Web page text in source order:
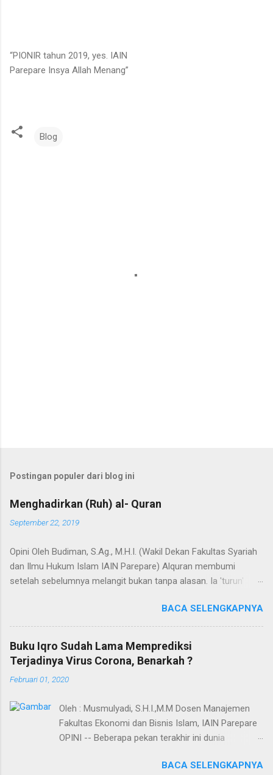
“PIONIR tahun 2019, yes. IAIN
Parepare Insya Allah Menang”
Blog
Postingan populer dari blog ini
Menghadirkan (Ruh) al- Quran
September 22, 2019
Opini Oleh Budiman, S.Ag., M.H.I. (Wakil Dekan Fakultas Syariah
dan Ilmu Hukum Islam IAIN Parepare) Alquran membumi
setelah sebelumnya melangit bukan tanpa alasan. Ia 'turun'
hudan (panduan) bagi segenap manusia dalam hidup dan
kehidupannya. Selain itu, Alquran adalah Annur dan Nur
(cahaya). Kedua terma ini menunjuk pada nama dan fungsi
Alquran yang dapat bermakna "cahaya" yang menerangi bumi,
langit, hati, bahkan semesta. Agaknya tidak berlebihan apabila
dinyatakan bahwa proses penyebarluasan cahaya di bumi
Mekah ke Yatsrib. Itu sebabnya ketika menetap di Yatsrib,
Baginda Nabi mengubah nama Yatsrib menjadi Madinah
Munawwarah (kota/peradaban yg tercahayakan). Dalam
"transmisi cahaya" yang secara kasat mata akumulasi cahaya
BACA SELENGKAPNYA
Buku Iqro Sudah Lama Memprediksi
Terjadinya Virus Corona, Benarkah ?
Februari 01, 2020
Oleh : Musmulyadi, S.H.I.,M.M Dosen Manajemen
Fakultas Ekonomi dan Bisnis Islam, IAIN Parepare
OPINI -- Beberapa pekan terakhir ini dunia
menyebar dan mampu menyebabkan kematian.
BACA SELENGKAPNYA